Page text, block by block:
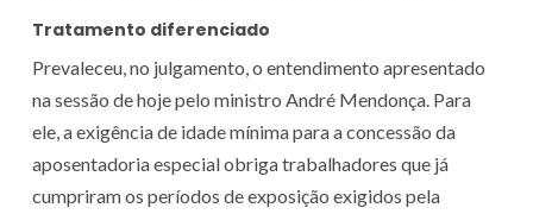
Tratamento diferenciado
Prevaleceu, no julgamento, o entendimento apresentado
na sessão de hoje pelo ministro André Mendonça. Para
ele, a exigência de idade mínima para a concessão da
aposentadoria especial obriga trabalhadores que já
cumpriram os períodos de exposição exigidos pela